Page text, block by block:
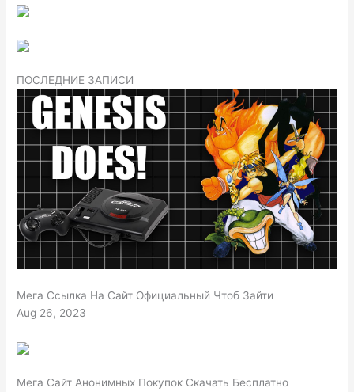
ПОСЛЕДНИЕ ЗАПИСИ
Мега Ссылка На Сайт Официальный Чтоб Зайти
Aug 26, 2023
Мега Сайт Анонимных Покупок Скачать Бесплатно